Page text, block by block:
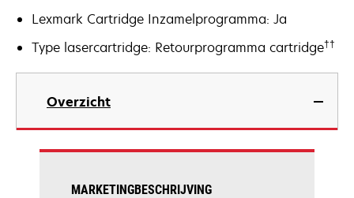
Lexmark Cartridge Inzamelprogramma: Ja
Type lasercartridge: Retourprogramma cartridge††
Overzicht
MARKETINGBESCHRIJVING